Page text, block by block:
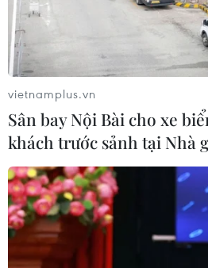
Máy lọc không khí là lựa
vietnamplus.vn
Sân bay Nội Bài cho xe
khách trước sảnh tại Nhà